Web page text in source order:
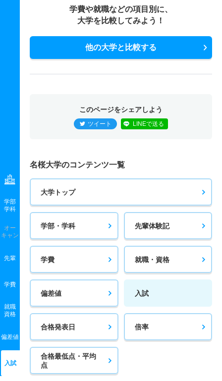
学部
学科
オー
キャン
先輩
学費
就職
資格
偏差値
入試
学費や就職などの項目別に、
大学を比較してみよう！
他の大学と比較する
このページをシェアしよう
ツイート LINEで送る
名桜大学のコンテンツ一覧
大学トップ
学部・学科 先輩体験記
学費 就職・資格
偏差値 入試
合格発表日 倍率
合格最低点・平均
点